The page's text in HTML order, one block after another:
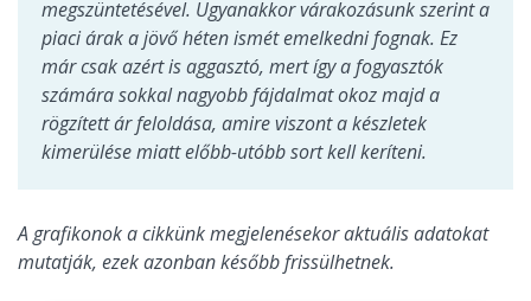
megszüntetésével. Ugyanakkor várakozásunk szerint a
piaci árak a jövő héten ismét emelkedni fognak. Ez
már csak azért is aggasztó, mert így a fogyasztók
számára sokkal nagyobb fájdalmat okoz majd a
rögzített ár feloldása, amire viszont a készletek
kimerülése miatt előbb-utóbb sort kell keríteni.
A grafikonok a cikkünk megjelenésekor aktuális adatokat
mutatják, ezek azonban később frissülhetnek.